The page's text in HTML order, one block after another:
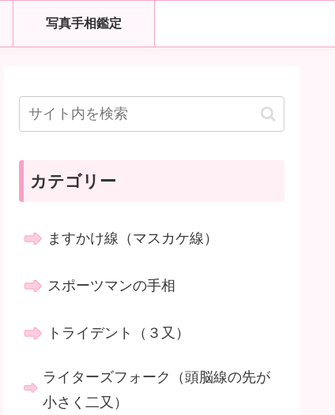
写真手相鑑定
カテゴリー
ますかけ線（マスカケ線）
スポーツマンの手相
トライデント（３又）
ライターズフォーク（頭脳線の先が
小さく二又）